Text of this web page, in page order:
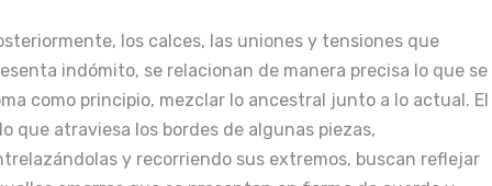
los calces, las uniones y tensiones que
indómito, se relacionan de manera precisa lo que se
como principio, mezclar lo ancestral junto a lo actual. El
que atraviesa los bordes de algunas piezas,
y recorriendo sus extremos, buscan reflejar